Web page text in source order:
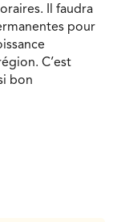
Il faudra
pour
C’est
bon